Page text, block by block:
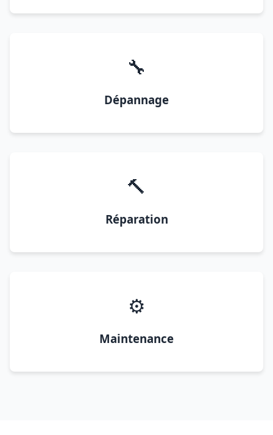
🔧
Dépannage
🔨
Réparation
⚙️
Maintenance